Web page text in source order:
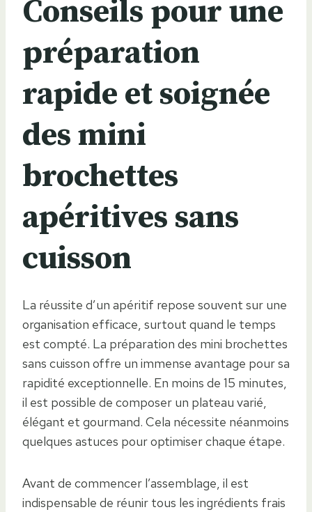
Conseils pour une
préparation
rapide et soignée
des mini
brochettes
apéritives sans
cuisson
La réussite d’un apéritif repose souvent sur une
organisation efficace, surtout quand le temps
est compté. La préparation des mini brochettes
sans cuisson offre un immense avantage pour sa
rapidité exceptionnelle. En moins de 15 minutes,
il est possible de composer un plateau varié,
élégant et gourmand. Cela nécessite néanmoins
quelques astuces pour optimiser chaque étape.
Avant de commencer l’assemblage, il est
indispensable de réunir tous les ingrédients frais